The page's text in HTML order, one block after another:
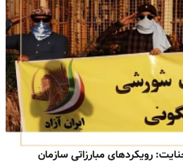
رویکردهای مبارزاتی سازمان